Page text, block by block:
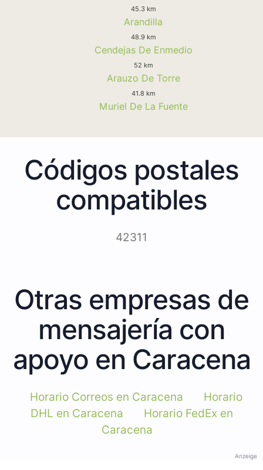
45.3 km
Arandilla
48.9 km
Cendejas De Enmedio
52 km
Arauzo De Torre
41.8 km
Muriel De La Fuente
Códigos postales
compatibles
42311
Otras empresas de
mensajería con
apoyo en Caracena
Horario Correos en Caracena
Horario
DHL en Caracena
Horario FedEx en
Caracena
Anzeige